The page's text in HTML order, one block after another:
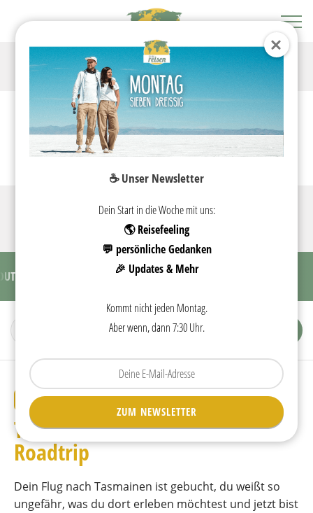
TASMANIEN
REISEGUIDE
& KOSTEN SEHENSWÜRDIGKEITEN
PACKLISTE
Tasmanien • Packliste für einen
Roadtrip
Dein Flug nach Tasmainen ist gebucht, du weißt so
ungefähr, was du dort erleben möchtest und jetzt bist
☕️ Unser Newsletter
Dein Start in die Woche mit uns:
🌎 Reisefeeling
💬 persönliche Gedanken
🎉 Updates & Mehr
Kommt nicht jeden Montag.
Aber wenn, dann 7:30 Uhr.
Tippen
Sie
Ihre
E-
Mail
ein.
ZUM NEWSLETTER